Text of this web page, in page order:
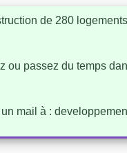
de 280
ou passez du temps
mail à :